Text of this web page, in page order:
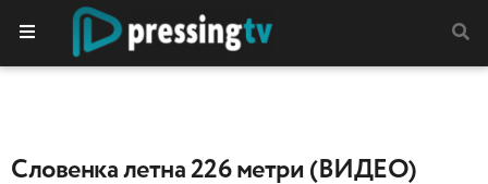
Словенка летна 226 метри (ВИДЕО)